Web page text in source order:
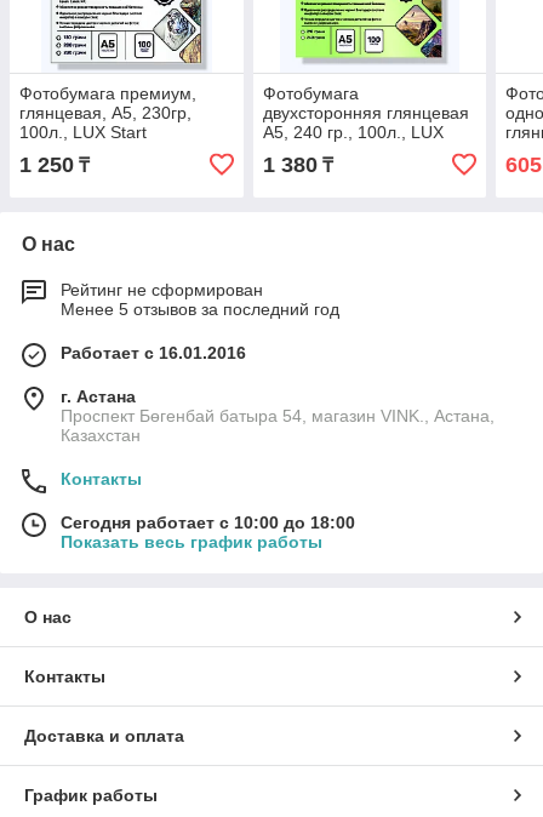
Фотобумага премиум,
глянцевая, А5, 230гр,
100л., LUX Start
1 250 ₸
Фотобумага
двухсторонняя глянцевая
А5, 240 гр., 100л., LUX
1 380₸
О нас
Рейтинг не сформирован
Менее 5 отзывов за последний год
Работает с 16.01.2016
г. Астана
Проспект Бөгенбай батыра 54, магазин VINK., Астана,
Казахстан
Контакты
Сегодня работает с 10:00 до 18:00
Показать весь график работы
О нас
Контакты
Доставка и оплата
График работы